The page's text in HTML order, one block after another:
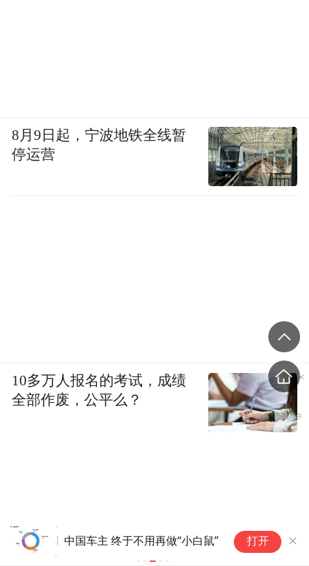
中国车主 终于不用再做“小白鼠” 打开
8月9日起，宁波地铁全线暂
停运营
10多万人报名的考试，成绩
全部作废，公平么？